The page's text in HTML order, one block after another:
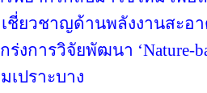
ชี่ยวชาญด้านพลังงานสะอ
งการวิจัยพัฒนา ‘Nature-
เปราะบาง